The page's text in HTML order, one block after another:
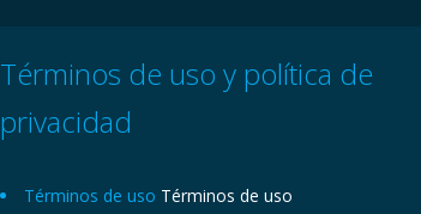
Términos de uso y política de
privacidad
Términos de uso Términos de uso